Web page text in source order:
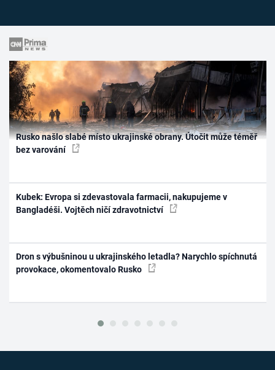
Rusko našlo slabé místo ukrajinské obrany. Útočit může téměř
bez varování
Kubek: Evropa si zdevastovala farmacii, nakupujeme v
Bangladéši. Vojtěch ničí zdravotnictví
Dron s výbušninou u ukrajinského letadla? Narychlo spíchnutá
provokace, okomentovalo Rusko